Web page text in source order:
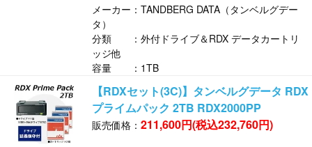
メーカー：TANDBERG DATA（タンベルグデー
タ）
分類 ：外付ドライブ＆RDX データカートリ
ッジ他
容量 ：1TB
【RDXセット(3C)】タンベルグデータ RDX
プライムパック 2TB RDX2000PP
販売価格： 211,600円(税込232,760円)